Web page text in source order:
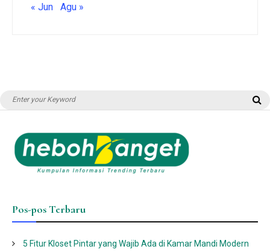
« Jun Agu »
Search
Pos-pos Terbaru
5 Fitur Kloset Pintar yang Wajib Ada di Kamar Mandi Modern